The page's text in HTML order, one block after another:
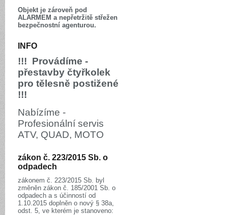
Objekt je zároveň pod
ALARMEM a nepřetržitě střežen
bezpečnostní agenturou.
INFO
!!! Provádíme -
přestavby čtyřkolek
pro tělesně postižené
!!!
Nabízíme -
Profesionální servis
ATV, QUAD, MOTO
zákon č. 223/2015 Sb. o
odpadech
zákonem č. 223/2015 Sb. byl
změněn zákon č. 185/2001 Sb. o
odpadech a s účinností od
1.10.2015 doplněn o nový § 38a,
odst. 5, ve kterém je stanoveno: